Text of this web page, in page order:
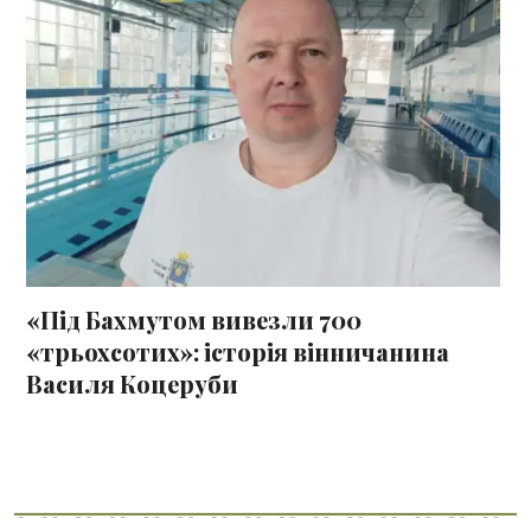
«Під Бахмутом вивезли 700
«трьохсотих»: історія вінничанина
Василя Коцеруби